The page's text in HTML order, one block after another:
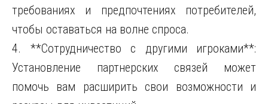
требованиях и предпочтениях потребителей,
чтобы оставаться на волне спроса.
4. **Сотрудничество с другими игроками**:
Установление партнерских связей может
помочь вам расширить свои возможности и